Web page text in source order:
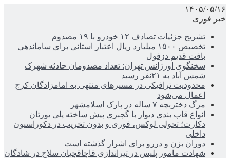
۱۴۰۵/۰۵/۱۶
خبر فوری
تشریح جزئیات تصادف ۱۲ خودرو با ۱۹ مصدوم
تخصیص ۱۵۰۰ میلیارد ریال اعتبار استانی برای ساماندهی
بافت قدیم دزفول
سخنگوی اورژانس تهران: تعداد مصدومان حادثه شهرک
شمس آباد به ۲۱نفر رسید
محدودیت ترافیکی در مسیرهای منتهی به امامزادگان کرج
اعمال می‌شود
مرگ دختربچه ۷ ساله در پارک اسلامشهر
انواع قاب بندی دیوار با گچبری پیش ساخته پلی یورتان
دکارت؛ تحولی لوکس، فوری و بدون تخریب در دکوراسیون
داخلی
دوران بزن و دررو برای اشرار گذشته است
شهادت مامور پلیس در تیراندازی قاچاقچیان سلاح در شادگان